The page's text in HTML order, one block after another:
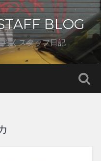
BLOG
らくスタッフ日記